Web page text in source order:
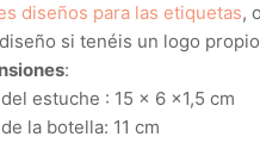
diseños para las etiquetas,
si tenéis un logo
:
estuche : 15 x 6 x1,5 cm
la botella: 11 cm